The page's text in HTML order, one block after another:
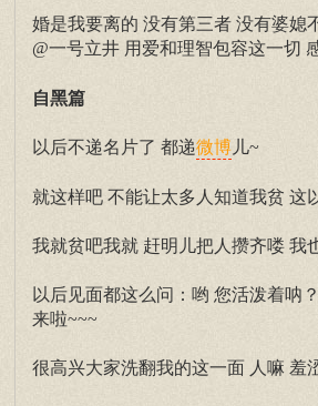
婚是我要离的 没有第三者 没有婆媳
@一号立井 用爱和理智包容这一切
自黑篇
以后不递名片了 都递微博 儿~
就这样吧 不能让太多人知道我贫 这
我就贫吧我就 赶明儿把人攒齐喽 我
以后见面都这么问：哟 您活泼着呐
来啦~~~
很高兴大家洗翻我的这一面 人嘛 羞